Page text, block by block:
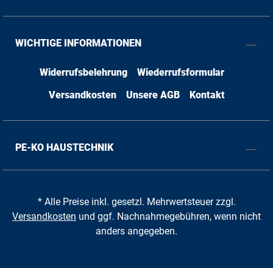
WICHTIGE INFORMATIONEN
Widerrufsbelehrung
Wiederrufsformular
Versandkosten
Unsere AGB Kontakt
PE-KO HAUSTECHNIK
* Alle Preise inkl. gesetzl. Mehrwertsteuer zzgl.
Versandkosten und ggf. Nachnahmegebühren, wenn nicht
anders angegeben.